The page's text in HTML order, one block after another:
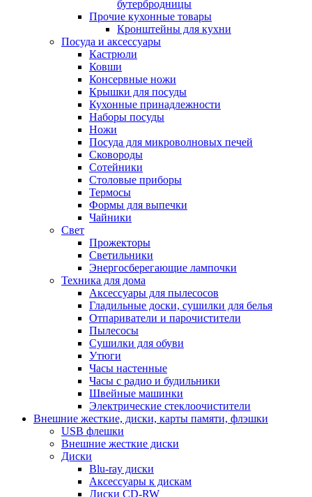
бутербродницы
Прочие кухонные товары
Кронштейны для кухни
Посуда и аксессуары
Кастрюли
Ковши
Консервные ножи
Крышки для посуды
Кухонные принадлежности
Наборы посуды
Ножи
Посуда для микроволновых печей
Сковороды
Сотейники
Столовые приборы
Термосы
Формы для выпечки
Чайники
Свет
Прожекторы
Светильники
Энергосберегающие лампочки
Техника для дома
Аксессуары для пылесосов
Гладильные доски, сушилки для белья
Отпариватели и парочистители
Пылесосы
Сушилки для обуви
Утюги
Часы настенные
Часы с радио и будильники
Швейные машинки
Электрические стеклоочистители
Внешние жесткие, диски, карты памяти, флэшки
USB флешки
Внешние жесткие диски
Диски
Blu-ray диски
Аксессуары к дискам
Диски CD-RW